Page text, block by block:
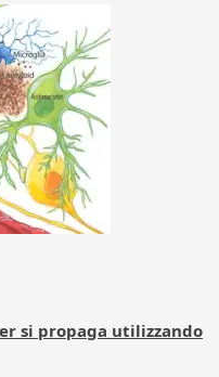
si propaga utilizzando